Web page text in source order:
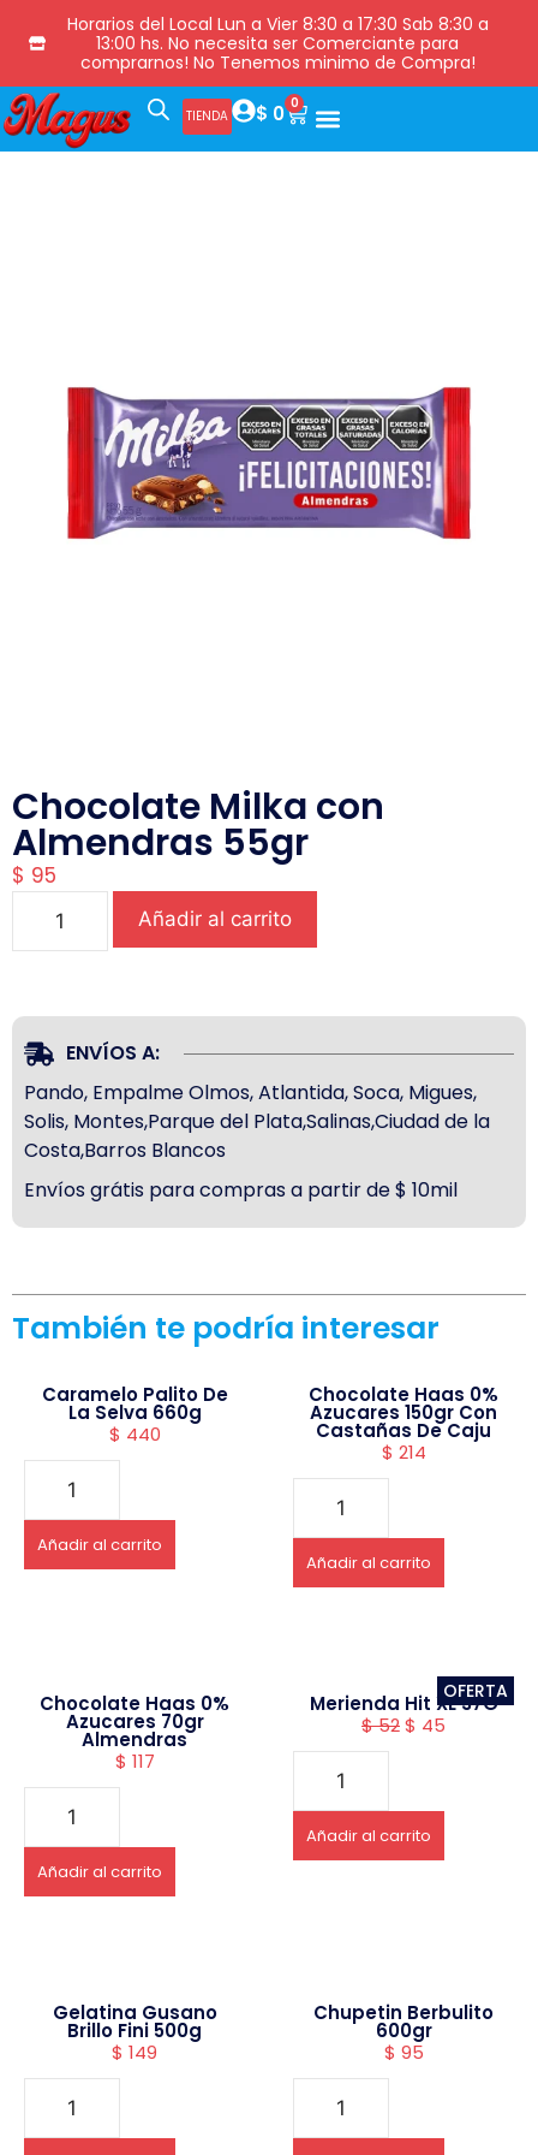
Horarios del Local Lun a Vier 8:30 a 17:30 Sab 8:30 a
13:00 hs. No necesita ser Comerciante para
comprarnos! No Tenemos minimo de Compra!
TIENDA $ 0 0
Chocolate Milka con
Almendras 55gr
$ 95
Añadir al carrito
ENVÍOS A:
Pando, Empalme Olmos, Atlantida, Soca, Migues,
Solis, Montes,Parque del Plata,Salinas,Ciudad de la
Costa,Barros Blancos
Envíos grátis para compras a partir de $ 10mil
También te podría interesar
Caramelo Palito De
La Selva 660g
$ 440
Añadir al carrito
Chocolate Haas 0%
Azucares 150gr Con
Castañas De Caju
$ 214
Añadir al carrito
Chocolate Haas 0%
Azucares 70gr
Almendras
$ 117
Añadir al carrito
OFERTA
Merienda Hit XL 37G
$52$ 45
Añadir al carrito
Gelatina Gusano
Brillo Fini 500g
$ 149
Chupetin Berbulito
600gr
$ 95